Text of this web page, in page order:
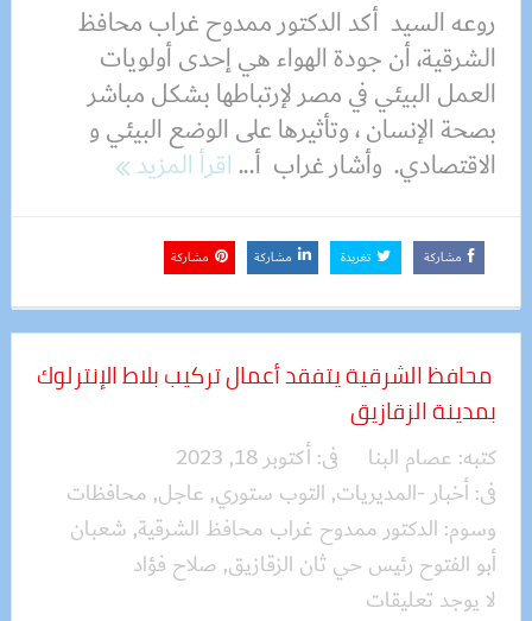
روعه السيد أكد الدكتور ممدوح غراب محافظ
الشرقية، أن جودة الهواء هي إحدى أولويات
العمل البيئي في مصر لإرتباطها بشكل مباشر
بصحة الإنسان ، وتأثيرها على الوضع البيئي و
الاقتصادي. وأشار غراب أ...اقرأ المزيد
مشاركة تغريدة مشاركة مشاركة
محافظ الشرقية يتفقد أعمال تركيب بلاط الإنترلوك
بمدينة الزقازيق
كتبه: عصام البنا فى:أكتوبر 18, 2023
فى:أخبار -المديريات, التوب ستوري, عاجل, محافظات
وسوم: الدكتور ممدوح غراب محافظ الشرقية, شعبان
أبو الفتوح رئيس حي ثان الزقازيق, صلاح فؤاد
لا يوجد تعليقات